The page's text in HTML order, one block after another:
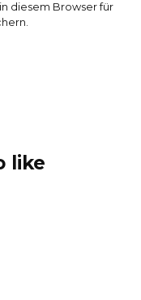
diesem Browser für
like